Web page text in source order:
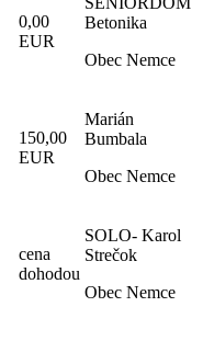
0,00
EUR
Betonika
Obec Nemce
150,00
EUR
Marián
Bumbala
Obec Nemce
cena
dohodou
SOLO- Karol
Strečok
Obec Nemce